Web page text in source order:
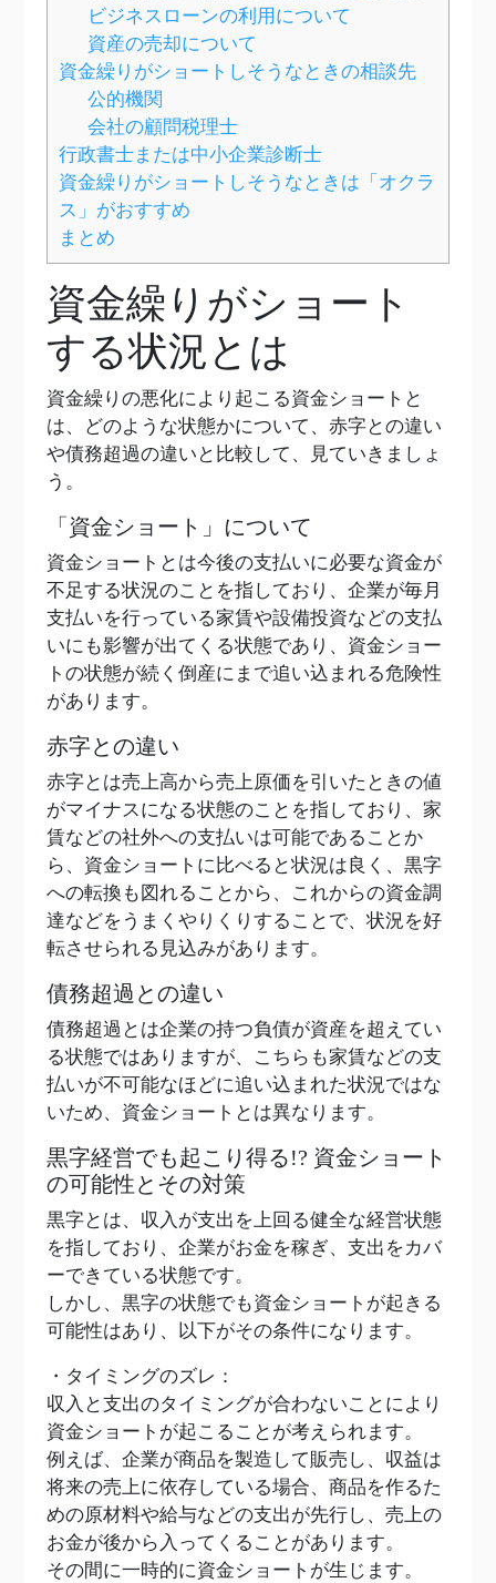
ビジネスローンの利用について
資産の売却について
資金繰りがショートしそうなときの相談先
公的機関
会社の顧問税理士
行政書士または中小企業診断士
資金繰りがショートしそうなときは「オクラ
ス」がおすすめ
まとめ
資金繰りがショート
する状況とは
資金繰りの悪化により起こる資金ショートと
は、どのような状態かについて、赤字との違い
や債務超過の違いと比較して、見ていきましょ
う。
「資金ショート」について
資金ショートとは今後の支払いに必要な資金が
不足する状況のことを指しており、企業が毎月
支払いを行っている家賃や設備投資などの支払
いにも影響が出てくる状態であり、資金ショー
トの状態が続く倒産にまで追い込まれる危険性
があります。
赤字との違い
赤字とは売上高から売上原価を引いたときの値
がマイナスになる状態のことを指しており、家
賃などの社外への支払いは可能であることか
ら、資金ショートに比べると状況は良く、黒字
への転換も図れることから、これからの資金調
達などをうまくやりくりすることで、状況を好
転させられる見込みがあります。
債務超過との違い
債務超過とは企業の持つ負債が資産を超えてい
る状態ではありますが、こちらも家賃などの支
払いが不可能なほどに追い込まれた状況ではな
いため、資金ショートとは異なります。
黒字経営でも起こり得る!? 資金ショート
の可能性とその対策
黒字とは、収入が支出を上回る健全な経営状態
を指しており、企業がお金を稼ぎ、支出をカバ
ーできている状態です。
しかし、黒字の状態でも資金ショートが起きる
可能性はあり、以下がその条件になります。
・タイミングのズレ：
収入と支出のタイミングが合わないことにより
資金ショートが起こることが考えられます。
例えば、企業が商品を製造して販売し、収益は
将来の売上に依存している場合、商品を作るた
めの原材料や給与などの支出が先行し、売上の
お金が後から入ってくることがあります。
その間に一時的に資金ショートが生じます。